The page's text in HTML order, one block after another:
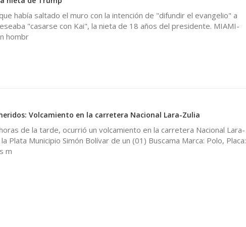
había saltado el muro con la intención de "difundir el evangelio" a
"casarse con Kai", la nieta de 18 años del presidente. MIAMI-
hombr
Volcamiento en la carretera Nacional Lara-Zulia
de la tarde, ocurrió un volcamiento en la carretera Nacional Lara-
Plata Municipio Simón Bolívar de un (01) Buscama Marca: Polo, Placa:
m